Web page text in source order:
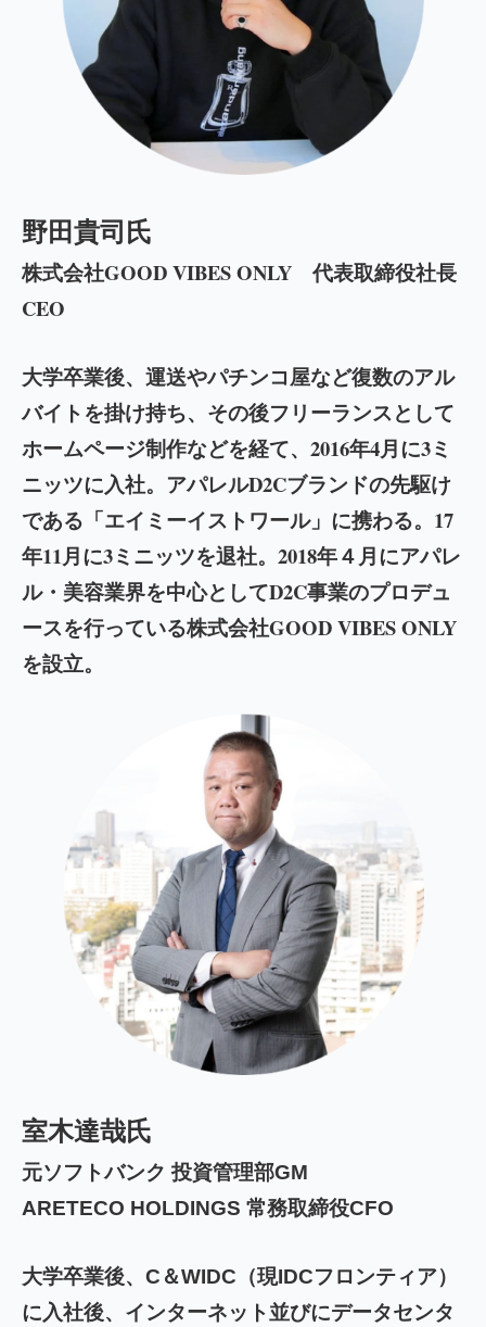
野田貴司氏
株式会社GOOD VIBES ONLY 代表取締役社長
CEO
大学卒業後、運送やパチンコ屋など復数のアル
バイトを掛け持ち、その後フリーランスとして
ホームページ制作などを経て、2016年4月に3ミ
ニッツに入社。アパレルD2Cブランドの先駆け
である「エイミーイストワール」に携わる。17
年11月に3ミニッツを退社。2018年４月にアパレ
ル・美容業界を中心としてD2C事業のプロデュ
ースを行っている株式会社GOOD VIBES ONLY
を設立。
室木達哉氏
元ソフトバンク 投資管理部GM
ARETECO HOLDINGS 常務取締役CFO
大学卒業後、C＆WIDC（現IDCフロンティア）
に入社後、インターネット並びにデータセンタ